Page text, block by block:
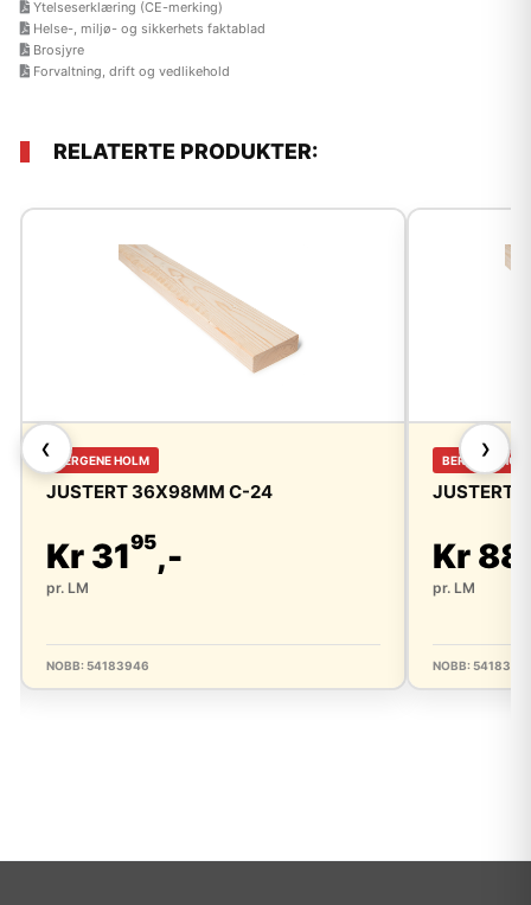
Ytelseserklæring (CE-merking)
Helse-, miljø- og sikkerhets faktablad
Brosjyre
Forvaltning, drift og vedlikehold
RELATERTE PRODUKTER:
❮
BERGENE HOLM
JUSTERT 36X98MM C-24
Kr 3195,-
pr. LM
NOBB: 54183946
BERGENE
JUSTERT
Kr 88
pr. LM
NOBB:
❯